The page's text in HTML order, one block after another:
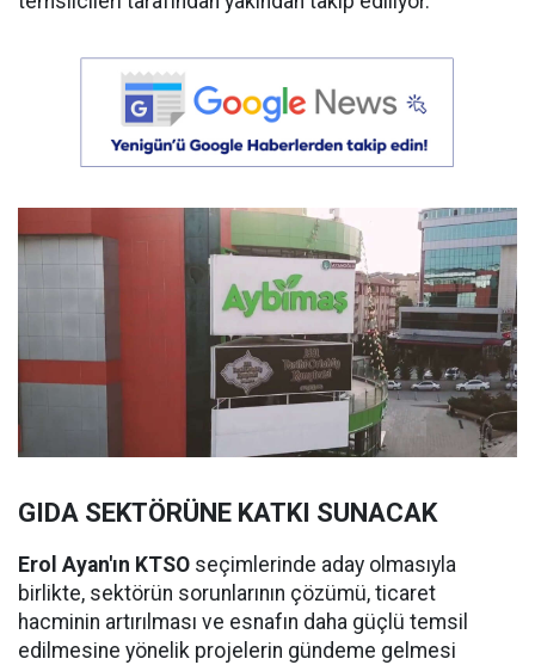
GIDA SEKTÖRÜNE KATKI SUNACAK
Erol Ayan'ın KTSO seçimlerinde aday olmasıyla
birlikte, sektörün sorunlarının çözümü, ticaret
hacminin artırılması ve esnafın daha güçlü temsil
edilmesine yönelik projelerin gündeme gelmesi